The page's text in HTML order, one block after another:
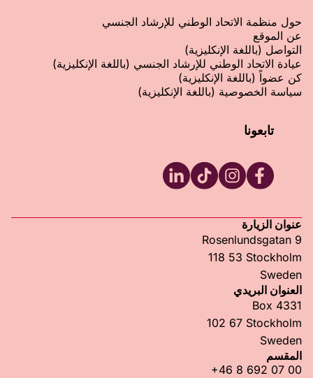
حول منظمة الاتحاد الوطني للإرشاد الجنسي
عن الموقع
التواصل (باللغة الإنكليزية)
عيادة الاتحاد الوطني للإرشاد الجنسي (باللغة الإنكليزية)
كن عضواً (باللغة الإنكليزية)
سياسة الخصوصية (باللغة الإنكليزية)
تابعونا
عنوان الزيارة
Rosenlundsgatan 9
118 53 Stockholm
Sweden
العنوان البريدي
Box 4331
102 67 Stockholm
Sweden
المقسم
+46 8 692 07 00